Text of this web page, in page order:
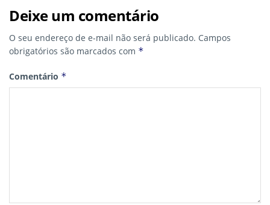
Deixe um comentário
O seu endereço de e-mail não será publicado. Campos
obrigatórios são marcados com *
Comentário *